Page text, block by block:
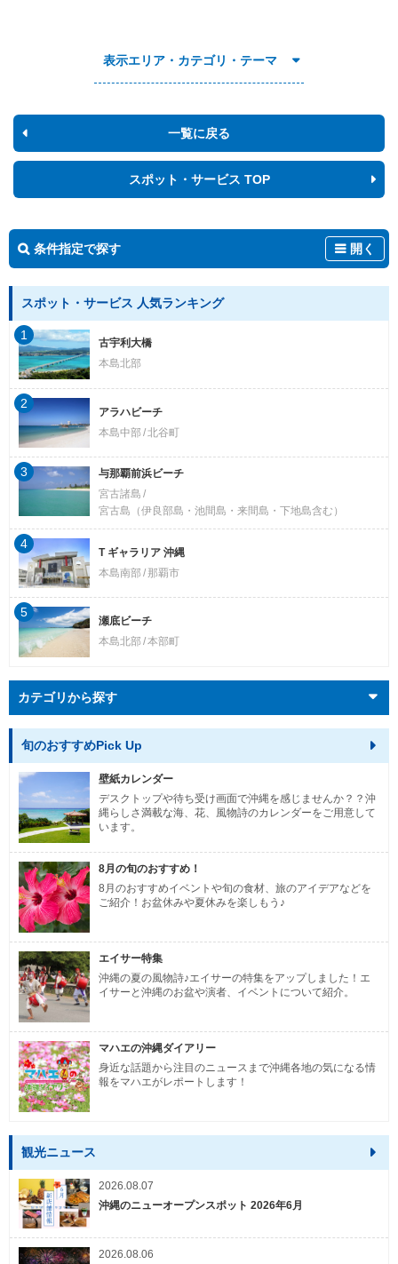
表示エリア・カテゴリ・テーマ
一覧に戻る
スポット・サービス TOP
条件指定で探す 開く
スポット・サービス 人気ランキング
古宇利大橋
本島北部
1
アラハビーチ
本島中部 北谷町
2
与那覇前浜ビーチ
宮古諸島
宮古島（伊良部島・池間島・来間島・下地島含む）
3
T ギャラリア 沖縄
本島南部
那覇市
4
瀬底ビーチ
本島北部 本部町
5
カテゴリから探す
旬のおすすめPick Up
壁紙カレンダー
デスクトップや待ち受け画面で沖縄を感じませんか？？沖
縄らしさ満載な海、花、風物詩のカレンダーをご用意して
います。
8月の旬のおすすめ！
8月のおすすめイベントや旬の食材、旅のアイデアなどを
ご紹介！お盆休みや夏休みを楽しもう♪
エイサー特集
沖縄の夏の風物詩♪エイサーの特集をアップしました！エ
イサーと沖縄のお盆や演者、イベントについて紹介。
マハエの沖縄ダイアリー
身近な話題から注目のニュースまで沖縄各地の気になる情
報をマハエがレポートします！
観光ニュース
2026.08.07
沖縄のニューオープンスポット 2026年6月
2026.08.06